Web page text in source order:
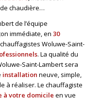
chaudière…
de l’équipe
immédiate, en 30
Woluwe-Saint-
. La qualité du
Saint-Lambert sera
installation neuve, simple,
à réaliser. Le chauffagiste
à votre domicile en vue